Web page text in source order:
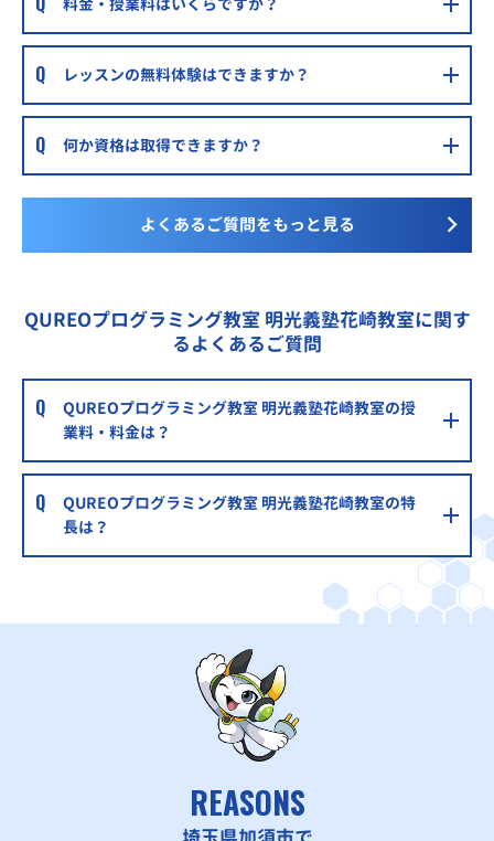
料金・授業料はいくらですか？
レッスンの無料体験はできますか？
何か資格は取得できますか？
よくあるご質問をもっと見る
QUREOプログラミング教室 明光義塾花崎教室に関す
るよくあるご質問
QUREOプログラミング教室 明光義塾花崎教室の授
業料・料金は？
QUREOプログラミング教室 明光義塾花崎教室の特
長は？
REASONS